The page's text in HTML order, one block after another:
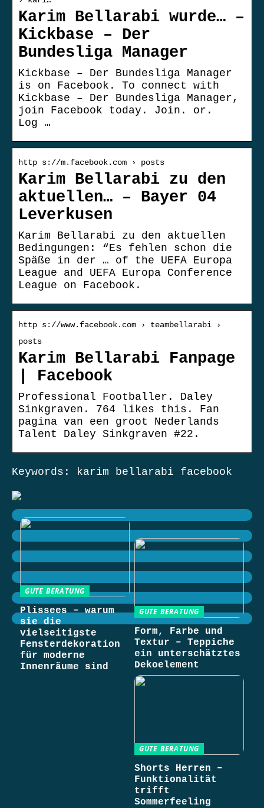
Karim Bellarabi wurde… –
Kickbase – Der
Bundesliga Manager
Kickbase – Der Bundesliga Manager
is on Facebook. To connect with
Kickbase – Der Bundesliga Manager,
join Facebook today. Join. or.
Log …
http s://m.facebook.com › posts
Karim Bellarabi zu den
aktuellen… – Bayer 04
Leverkusen
Karim Bellarabi zu den aktuellen
Bedingungen: “Es fehlen schon die
Späße in der … of the UEFA Europa
League and UEFA Europa Conference
League on Facebook.
http s://www.facebook.com › teambellarabi ›
posts
Karim Bellarabi Fanpage
| Facebook
Professional Footballer. Daley
Sinkgraven. 764 likes this. Fan
pagina van een groot Nederlands
Talent Daley Sinkgraven #22.
Keywords: karim bellarabi facebook
GUTE BERATUNG
Plissees – warum
sie die
vielseitigste
Fensterdekoration
für moderne
Innenräume sind
GUTE BERATUNG
Form, Farbe und
Textur – Teppiche
ein unterschätztes
Dekoelement
GUTE BERATUNG
Shorts Herren –
Funktionalität
trifft
Sommerfeeling